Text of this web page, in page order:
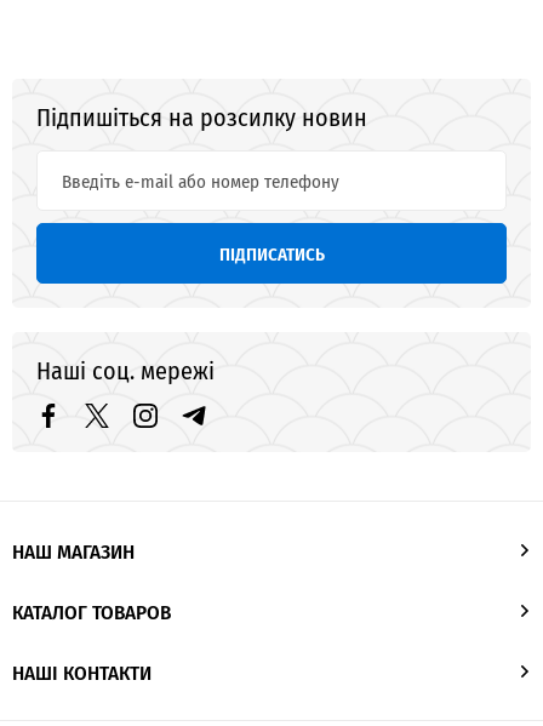
Підпишіться на розсилку новин
ПІДПИСАТИСЬ
Наші соц. мережі
НАШ МАГАЗИН
КАТАЛОГ ТОВАРОВ
НАШІ КОНТАКТИ